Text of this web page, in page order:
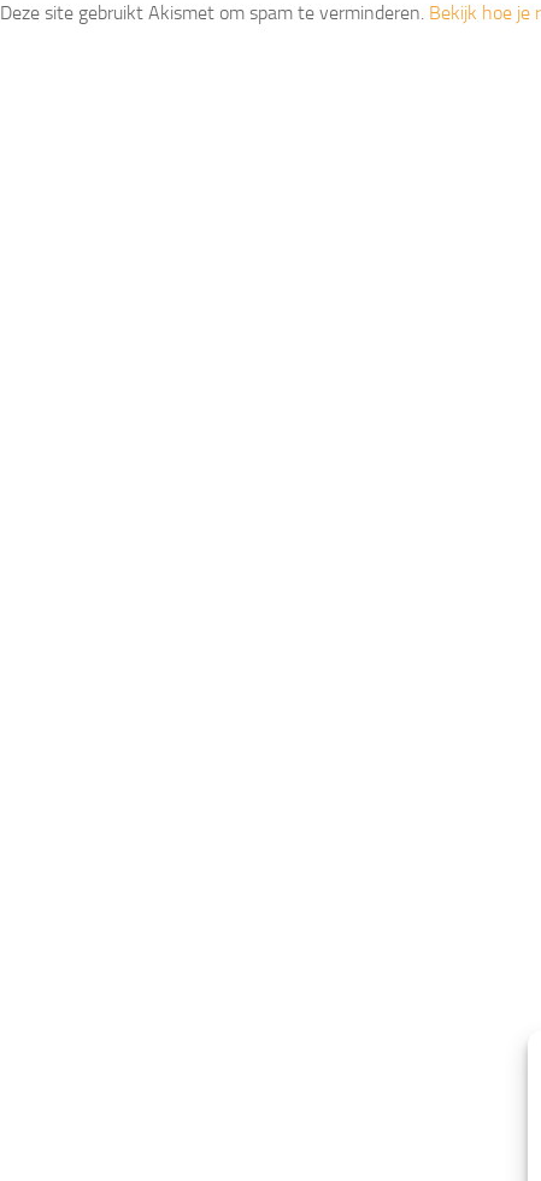
Deze site gebruikt Akismet om spam te verminderen. Bekijk hoe je